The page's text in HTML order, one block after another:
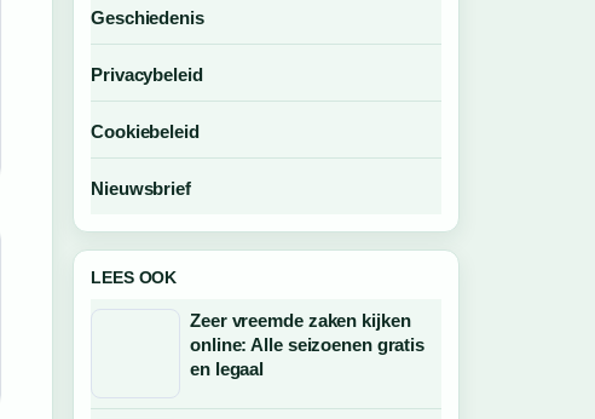
Geschiedenis
Privacybeleid
Cookiebeleid
Nieuwsbrief
LEES OOK
Zeer vreemde zaken kijken
online: Alle seizoenen gratis
en legaal